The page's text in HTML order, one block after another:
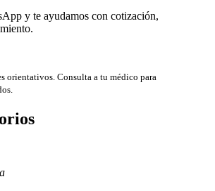
y te ayudamos con cotización,
orientativos. Consulta a tu médico para